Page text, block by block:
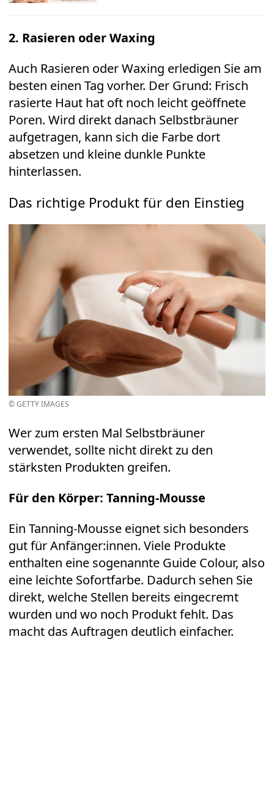
2. Rasieren oder Waxing
Auch Rasieren oder Waxing erledigen Sie am
besten einen Tag vorher. Der Grund: Frisch
rasierte Haut hat oft noch leicht geöffnete
Poren. Wird direkt danach Selbstbräuner
aufgetragen, kann sich die Farbe dort
absetzen und kleine dunkle Punkte
hinterlassen.
Das richtige Produkt für den Einstieg
© GETTY IMAGES
Wer zum ersten Mal Selbstbräuner
verwendet, sollte nicht direkt zu den
stärksten Produkten greifen.
Für den Körper: Tanning-Mousse
Ein Tanning-Mousse eignet sich besonders
gut für Anfänger:innen. Viele Produkte
enthalten eine sogenannte Guide Colour, also
eine leichte Sofortfarbe. Dadurch sehen Sie
direkt, welche Stellen bereits eingecremt
wurden und wo noch Produkt fehlt. Das
macht das Auftragen deutlich einfacher.